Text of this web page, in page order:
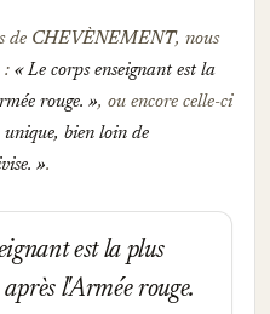
de CHEVÈNEMENT, nous
:
Le corps enseignant est la
rouge.
, ou encore celle-ci
bien loin de
.
est la plus
l'Armée rouge.